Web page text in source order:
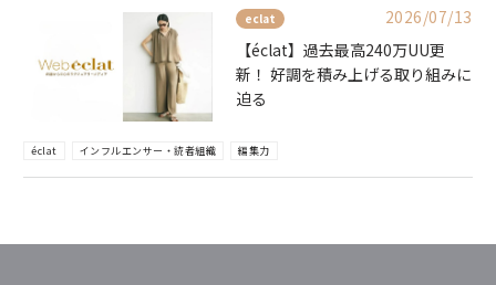
eclat
2026/07/13
【éclat】過去最高240万UU更
新！ 好調を積み上げる取り組みに
迫る
éclat インフルエンサー・読者組織 編集力